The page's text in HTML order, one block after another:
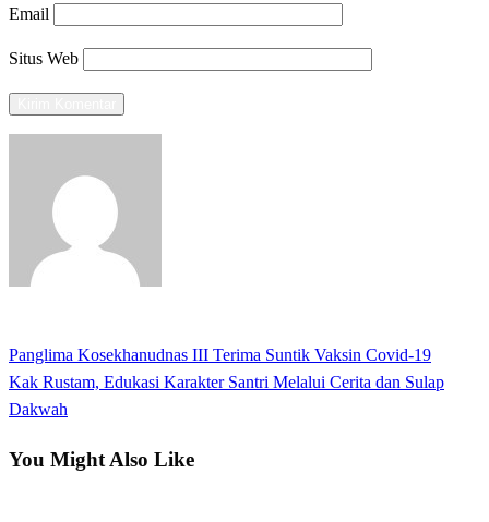
Email
Situs Web
Navigasi
pos
Previous
Post
Panglima Kosekhanudnas III Terima Suntik Vaksin Covid-19
Next
Post
Kak Rustam, Edukasi Karakter Santri Melalui Cerita dan Sulap
Dakwah
You Might Also Like